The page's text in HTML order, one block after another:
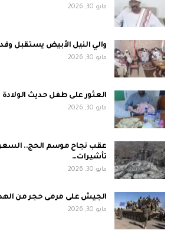
مايو 30, 2026
والي النيل الأبيض يستقبل
مايو 30, 2026
العثور على طفل حديث الولادة
مايو 30, 2026
عقب نجاح موسم الحج..
تأشيرات…
مايو 30, 2026
الجيش على مرمى حجر من
مايو 30, 2026